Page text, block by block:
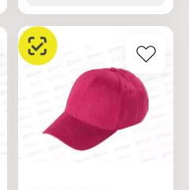
Крой: 6-ти клинка
Декор: с люверсами
Размер: 58
Цвет: голубой
Материал: джинса
Состав: 100% хлопок
Застежка: регулируемая,
с пряжкой
Сезон: Весна-Лето